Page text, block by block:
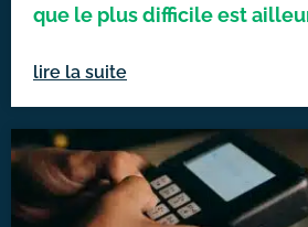
que le plus difficile est
lire la suite